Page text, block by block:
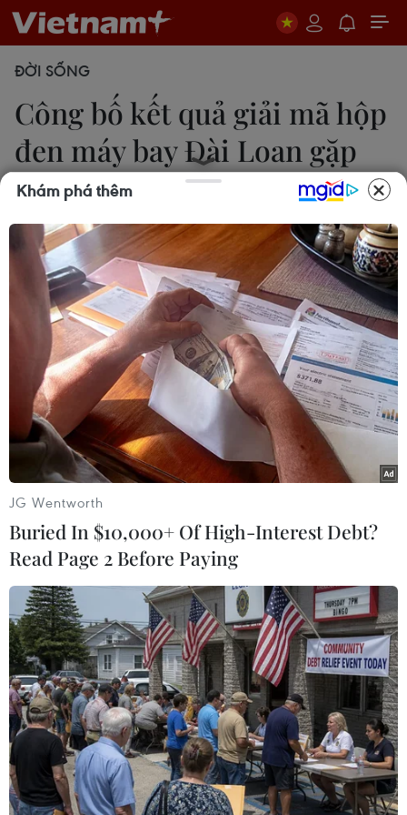
ĐỜI SỐNG
Công bố kết quả giải mã hộp
đen máy bay Đài Loan gặp
nạn
06/02/2015 10:04
Theo thông tin được Hội đồng An toàn Hàng
không Đài Loan công bố ngày 6/2, khoảng một
phút sau khi động cơ được thông báo bốc cháy,
hộp đen của máy bay đã ngừng ghi dữ liệu.
Nhân viên cứu hộ tại hiện trường vụ tai nạn. (Nguồn:
AFP/TTXVN)
Theo Reuters, nhà chức trách ngành hàng
không Đài Loan ngày 6/2 cho biết kết quả giải
mã hộp đen và thiết bị ghi âm buồng lái chiếc
máy bay ATR72-600 của hãng hàng không
Khám phá thêm
JG Wentworth
Buried In $10,000+ Of High-Interest Debt?
Read Page 2 Before Paying